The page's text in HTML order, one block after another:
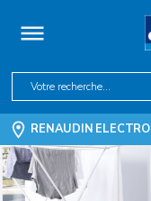
RENAUDIN